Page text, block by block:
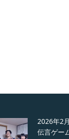
2026年2
伝言ゲー